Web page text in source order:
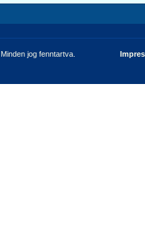
jog fenntartva.